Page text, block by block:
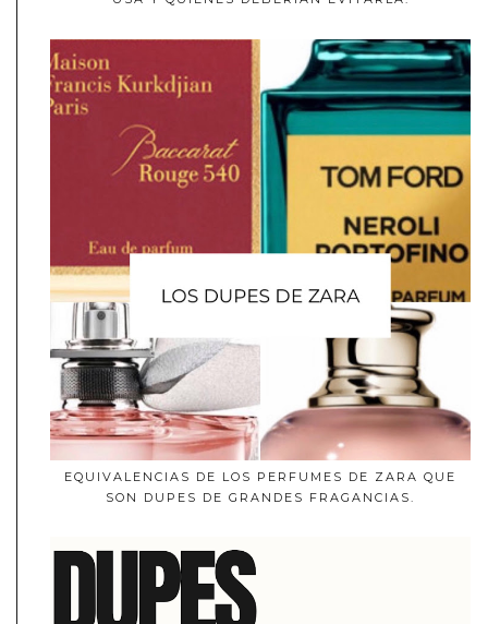
EQUIVALENCIAS DE LOS PERFUMES DE ZARA QUE
SON DUPES DE GRANDES FRAGANCIAS.